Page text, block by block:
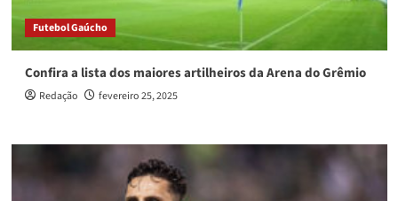
Futebol Gaúcho
Confira a lista dos maiores artilheiros da Arena do Grêmio
Redação fevereiro 25, 2025